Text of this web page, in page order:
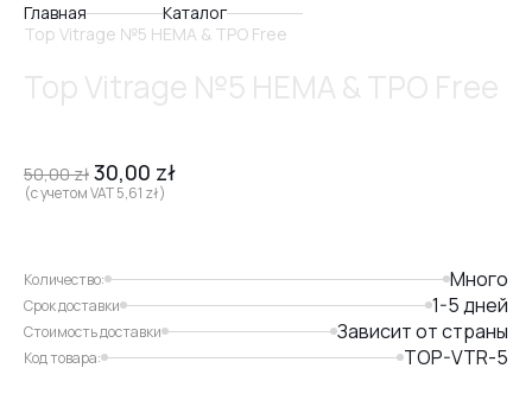
Главная
Каталог
Top Vitrage №5 HEMA & TPO Free
50,00zł 30,00 zł
(с учетом VAT5,61 zł)
Количество: Много
Срок доставки 1-5 дней
Стоимость доставки Зависит от страны
Код товара: TOP-VTR-5